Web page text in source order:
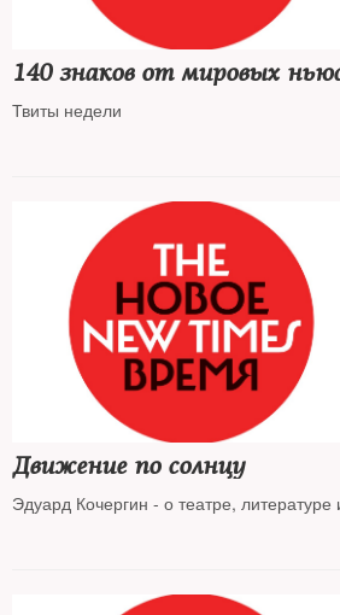
140 знаков от мировых
Твиты недели
Движение по солнцу
Эдуард Кочергин - о театре,